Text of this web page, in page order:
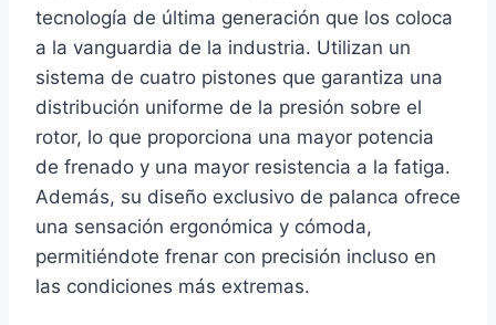
tecnología de última generación que los coloca
a la vanguardia de la industria. Utilizan un
sistema de cuatro pistones que garantiza una
distribución uniforme de la presión sobre el
rotor, lo que proporciona una mayor potencia
de frenado y una mayor resistencia a la fatiga.
Además, su diseño exclusivo de palanca ofrece
una sensación ergonómica y cómoda,
permitiéndote frenar con precisión incluso en
las condiciones más extremas.